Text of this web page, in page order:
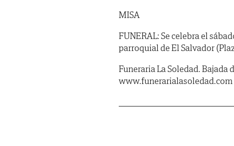
MISA
FUNERAL: Se celebra el
parroquial de El Salvador
Funeraria La Soledad. Bajada
www.funerarialasoledad.com